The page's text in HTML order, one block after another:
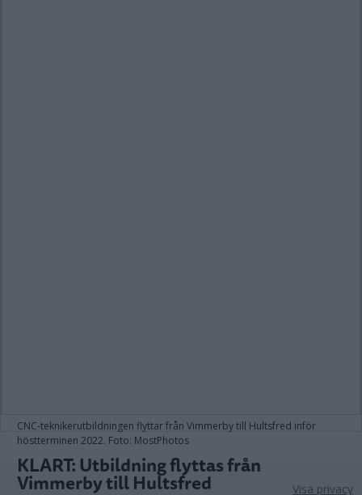
CNC-teknikerutbildningen flyttar från Vimmerby till Hultsfred inför
höstterminen 2022. Foto: MostPhotos
KLART: Utbildning flyttas från
Vimmerby till Hultsfred Visa privacy